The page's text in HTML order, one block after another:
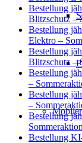
Bestellung
Blitzschutz –
Bestellung
Elektro –
Bestellung
Blitzschutz –
Bestellung
–
Bestellung
–
Bestellung
Sommeraktion
Bestellung